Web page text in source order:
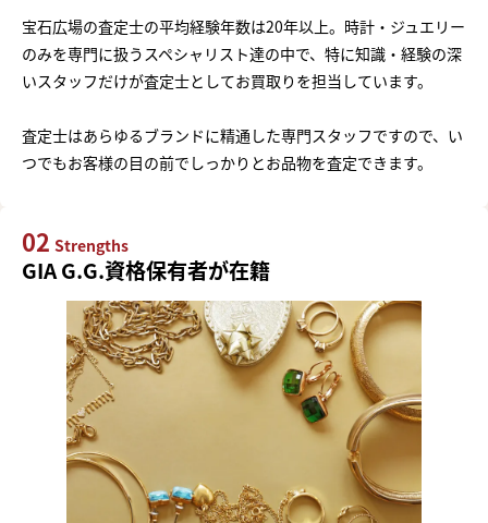
宝石広場の査定士の平均経験年数は20年以上。時計・ジュエリー
のみを専門に扱うスペシャリスト達の中で、特に知識・経験の深
いスタッフだけが査定士としてお買取りを担当しています。
査定士はあらゆるブランドに精通した専門スタッフですので、い
つでもお客様の目の前でしっかりとお品物を査定できます。
02 Strengths
GIA G.G.資格保有者が在籍